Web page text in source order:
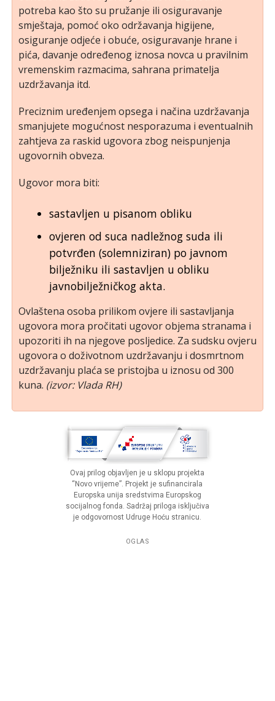
potreba kao što su pružanje ili osiguravanje
smještaja, pomoć oko održavanja higijene,
osiguranje odjeće i obuće, osiguravanje hrane i
pića, davanje određenog iznosa novca u pravilnim
vremenskim razmacima, sahrana primatelja
uzdržavanja itd.
Preciznim uređenjem opsega i načina uzdržavanja
smanjujete mogućnost nesporazuma i eventualnih
zahtjeva za raskid ugovora zbog neispunjenja
ugovornih obveza.
Ugovor mora biti:
sastavljen u pisanom obliku
ovjeren od suca nadležnog suda ili
potvrđen (solemniziran) po javnom
bilježniku ili sastavljen u obliku
javnobilježničkog akta.
Ovlaštena osoba prilikom ovjere ili sastavljanja
ugovora mora pročitati ugovor objema stranama i
upozoriti ih na njegove posljedice. Za sudsku ovjeru
ugovora o doživotnom uzdržavanju i dosmrtnom
uzdržavanju plaća se pristojba u iznosu od 300
kuna. (izvor: Vlada RH)
Ovaj prilog objavljen je u sklopu projekta
“Novo vrijeme”. Projekt je sufinancirala
Europska unija sredstvima Europskog
socijalnog fonda. Sadržaj priloga isključiva
je odgovornost Udruge Hoću stranicu.
OGLAS